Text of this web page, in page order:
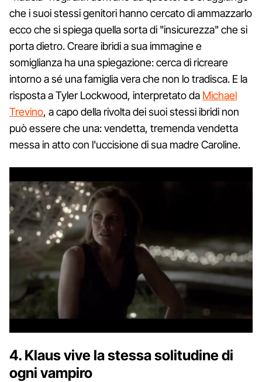
che i suoi stessi genitori hanno cercato di ammazzarlo
ecco che si spiega quella sorta di "insicurezza" che si
porta dietro. Creare ibridi a sua immagine e
somiglianza ha una spiegazione: cerca di ricreare
intorno a sé una famiglia vera che non lo tradisca. E la
risposta a Tyler Lockwood, interpretato da Michael
Trevino, a capo della rivolta dei suoi stessi ibridi non
può essere che una: vendetta, tremenda vendetta
messa in atto con l'uccisione di sua madre Caroline.
4. Klaus vive la stessa solitudine di
ogni vampiro